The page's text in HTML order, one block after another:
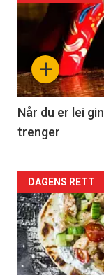
+
Når du er lei
trenger
Forsiden
akkurat
nå
DAGENS RETT